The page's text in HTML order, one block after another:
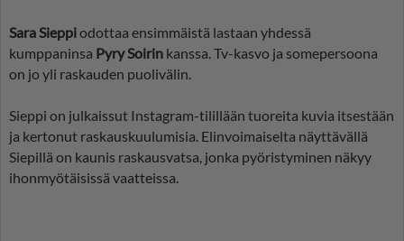
Sara Sieppiodottaa ensimmäistä lastaan yhdessä
kumppaninsa Pyry Soirin kanssa. Tv-kasvo ja somepersoona
on jo yli raskauden puolivälin.
Sieppi on julkaissut Instagram-tilillään tuoreita kuvia itsestään
ja kertonut raskauskuulumisia. Elinvoimaiselta näyttävällä
Siepillä on kaunis raskausvatsa, jonka pyöristyminen näkyy
ihonmyötäisissä vaatteissa.